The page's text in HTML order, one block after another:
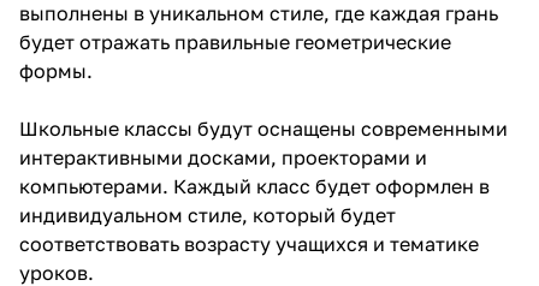
выполнены в уникальном стиле, где каждая грань
будет отражать правильные геометрические
формы.
Школьные классы будут оснащены современными
интерактивными досками, проекторами и
компьютерами. Каждый класс будет оформлен в
индивидуальном стиле, который будет
соответствовать возрасту учащихся и тематике
уроков.